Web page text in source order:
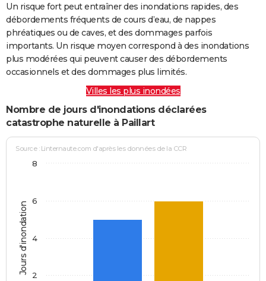
Un risque fort peut entraîner des inondations rapides, des
débordements fréquents de cours d’eau, de nappes
phréatiques ou de caves, et des dommages parfois
importants. Un risque moyen correspond à des inondations
plus modérées qui peuvent causer des débordements
occasionnels et des dommages plus limités.
Villes les plus inondées
Nombre de jours d'inondations déclarées
catastrophe naturelle à Paillart
Jours d'inondation
Source : Linternaute.com d'après les données de la CCR
2
4
6
8